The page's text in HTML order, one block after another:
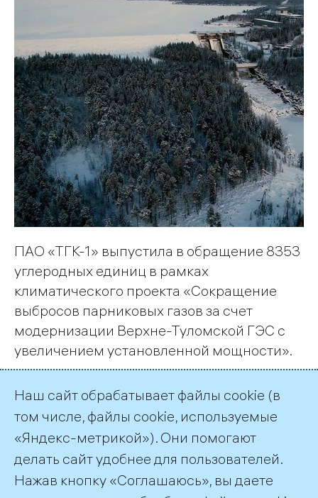
ПАО «ТГК-1» выпустила в обращение 8353
углеродных единиц в рамках
климатического проекта «Сокращение
выбросов парниковых газов за счет
модернизации Верхне-Туломской ГЭС с
увеличением установленной мощности».
Страница 1 из 2.
1 2 Далее
Наш сайт обрабатывает файлы cookie (в
том числе, файлы cookie, используемые
«Яндекс-метрикой»). Они помогают
делать сайт удобнее для пользователей.
Нажав кнопку «Соглашаюсь», вы даете